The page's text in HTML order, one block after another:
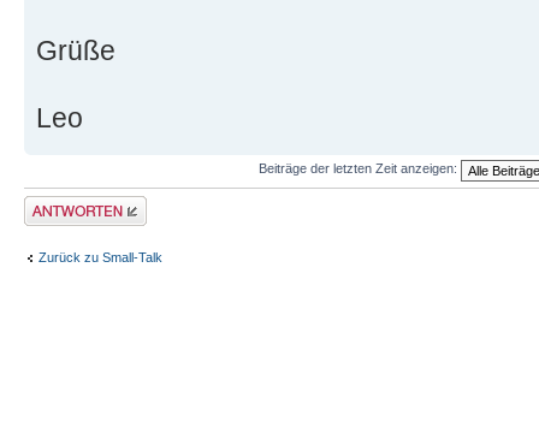
Grüße
Leo
Beiträge der letzten Zeit anzeigen:
Antwort erstellen
Zurück zu Small-Talk